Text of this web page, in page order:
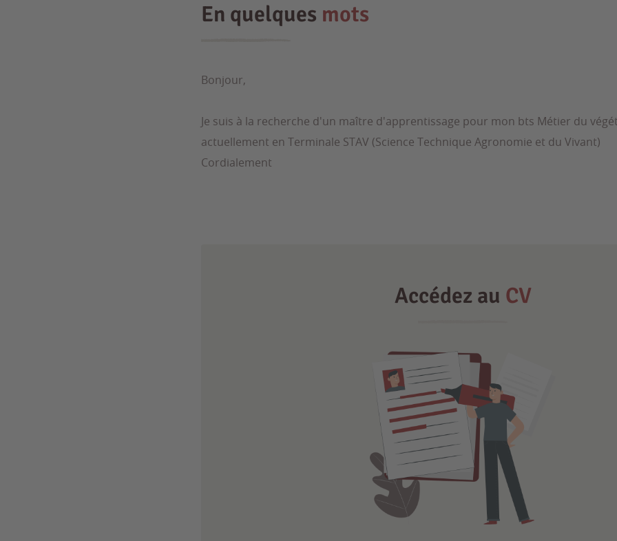
En quelques mots
Bonjour,
Je suis à la recherche d'un maître d'apprentissage pour mon bts Métier du
actuellement en Terminale STAV (Science Technique Agronomie et du Vivant)
Cordialement
Accédez au CV